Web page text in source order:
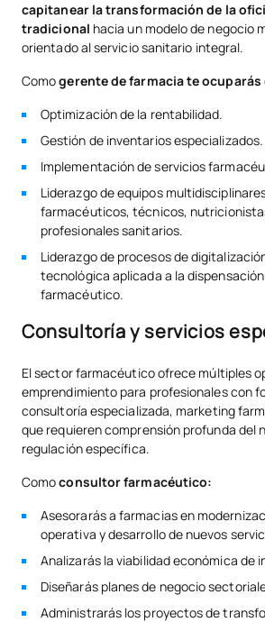
capitanear la transformación de la
tradicional hacia un modelo de negocio
orientado al servicio sanitario integral.
Comogerente de farmacia te ocuparás
Optimización de la rentabilidad.
Gestión de inventarios especializados.
Implementación de servicios
Liderazgo de equipos
farmacéuticos, técnicos,
profesionales sanitarios.
Liderazgo de procesos de
tecnológica aplicada a la
farmacéutico.
Consultoría y servicios
El sector farmacéutico ofrece múltiples
emprendimiento para profesionales con
consultoría especializada, marketing
que requieren comprensión profunda del
regulación específica.
Comoconsultor farmacéutico:
Asesorarás a farmacias en
operativa y desarrollo de nuevos
Analizarás la viabilidad económica de
Diseñarás planes de negocio
Administrarás los proyectos de